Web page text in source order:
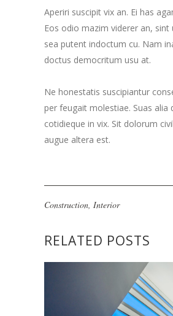
Aperiri suscipit vix an. Ei has
Eos odio mazim viderer an,
sea putent indoctum cu. Nam
doctus democritum usu at.
Ne honestatis suscipiantur
per feugait molestiae. Suas
cotidieque in vix. Sit dolorum
augue altera est.
Construction, Interior
RELATED POSTS